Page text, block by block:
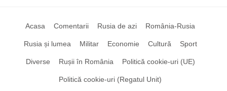
Acasa Comentarii Rusia de azi România-Rusia
Rusia și lumea Militar Economie Cultură Sport
Diverse Rușii în România Politică cookie-uri (UE)
Politică cookie-uri (Regatul Unit)